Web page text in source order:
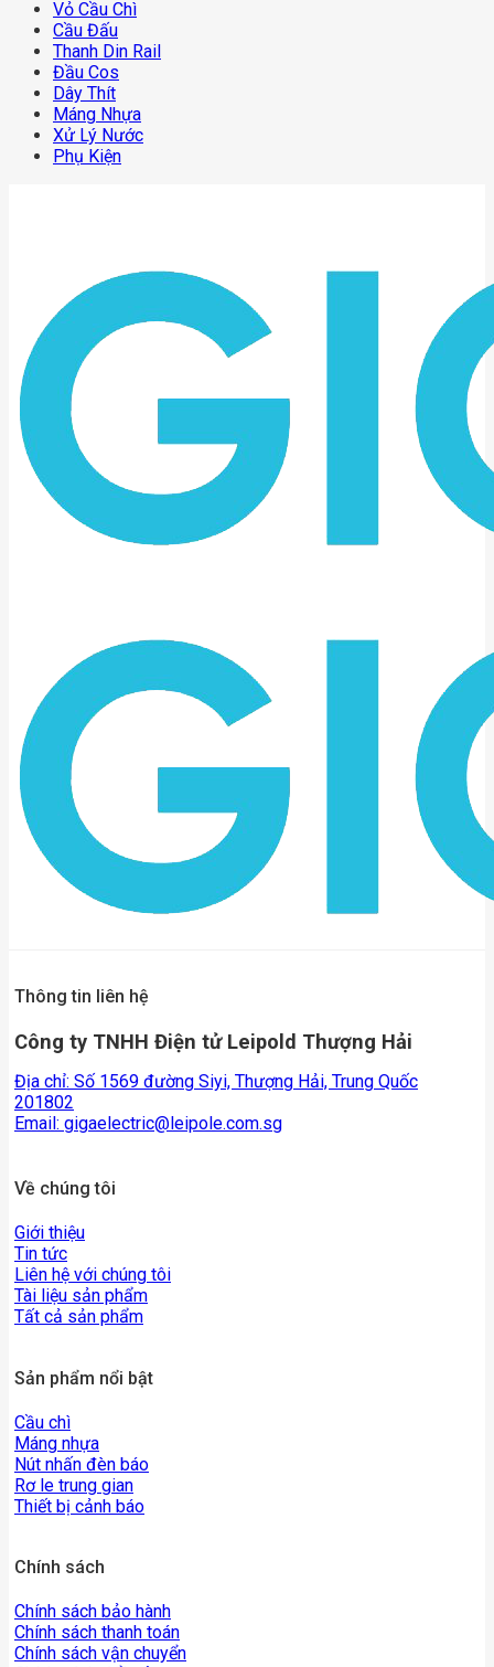
Vỏ Cầu Chì
Cầu Đấu
Thanh Din Rail
Đầu Cos
Dây Thít
Máng Nhựa
Xử Lý Nước
Phụ Kiện
Thông tin liên hệ
Công ty TNHH Điện tử Leipold Thượng Hải
Địa chỉ: Số 1569 đường Siyi, Thượng Hải, Trung Quốc
201802
Email: gigaelectric@leipole.com.sg
Về chúng tôi
Giới thiệu
Tin tức
Liên hệ với chúng tôi
Tài liệu sản phẩm
Tất cả sản phẩm
Sản phẩm nổi bật
Cầu chì
Máng nhựa
Nút nhấn đèn báo
Rơ le trung gian
Thiết bị cảnh báo
Chính sách
Chính sách bảo hành
Chính sách thanh toán
Chính sách vận chuyển